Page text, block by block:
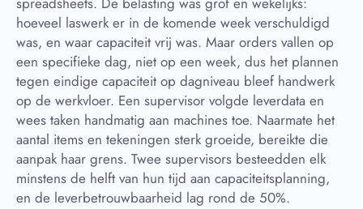
hoeveel laswerk er in de komende week verschuldigd
was, en waar capaciteit vrij was. Maar orders vallen op
een specifieke dag, niet op een week, dus het plannen
tegen eindige capaciteit op dagniveau bleef handwerk
op de werkvloer. Een supervisor volgde leverdata en
wees taken handmatig aan machines toe. Naarmate het
aantal items en tekeningen sterk groeide, bereikte die
aanpak haar grens. Twee supervisors besteedden elk
minstens de helft van hun tijd aan capaciteitsplanning,
en de leverbetrouwbaarheid lag rond de 50%.